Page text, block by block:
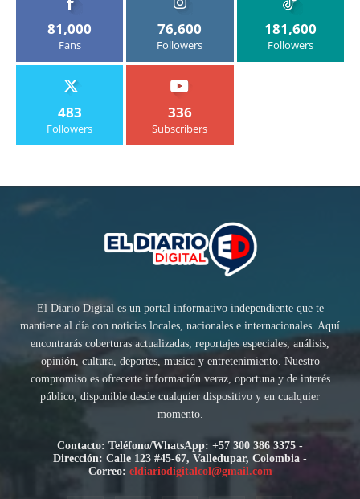
81,000
Fans
76,600
Followers
181,600
Followers
483
Followers
336
Subscribers
El Diario Digital es un portal informativo independiente que te
mantiene al día con noticias locales, nacionales e internacionales. Aquí
encontrarás coberturas actualizadas, reportajes especiales, análisis,
opinión, cultura, deportes, musica y entretenimiento. Nuestro
compromiso es ofrecerte información veraz, oportuna y de interés
público, disponible desde cualquier dispositivo y en cualquier
momento.
Contacto: Teléfono/WhatsApp: +57 300 386 3375 -
Dirección: Calle 123 #45-67, Valledupar, Colombia -
Correo: eldiariodigitalcol@gmail.com